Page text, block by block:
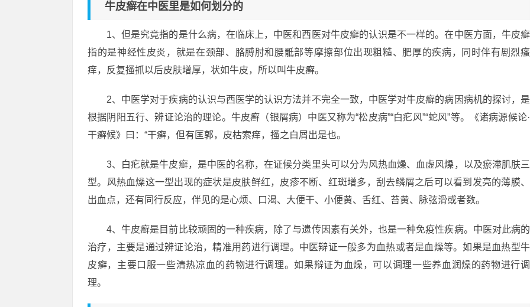
牛皮癣在中医里是如何划分的
1、但是究竟指的是什么病，在临床上，中医和西医对牛皮癣的认识是不一样的。在中医方面，牛皮癣
指的是神经性皮炎，就是在颈部、胳膊肘和腰骶部等摩擦部位出现粗糙、肥厚的疾病，同时伴有剧烈瘙
痒，反复搔抓以后皮肤增厚，状如牛皮，所以叫牛皮癣。
2、中医学对于疾病的认识与西医学的认识方法并不完全一致，中医学对牛皮癣的病因病机的探讨，是
根据阴阳五行、辨证论治的理论。牛皮癣（银屑病）中医又称为“松皮病”“白疕风”“蛇风”等。《诸病源候论·
干癣候》曰：“干癣，但有匡郭，皮枯索痒，搔之白屑出是也。
3、白疕就是牛皮癣，是中医的名称，在证候分类里头可以分为风热血燥、血虚风燥，以及瘀滞肌肤三
型。风热血燥这一型出现的症状是皮肤鲜红，皮疹不断、红斑增多，刮去鳞屑之后可以看到发亮的薄膜、
出血点，还有同行反应，伴见的是心烦、口渴、大便干、小便黄、舌红、苔黄、脉弦滑或者数。
4、牛皮癣是目前比较顽固的一种疾病，除了与遗传因素有关外，也是一种免疫性疾病。中医对此病的
治疗，主要是通过辨证论治，精准用药进行调理。中医辩证一般多为血热或者是血燥等。如果是血热型牛
皮癣，主要口服一些清热凉血的药物进行调理。如果辩证为血燥，可以调理一些养血润燥的药物进行调
理。